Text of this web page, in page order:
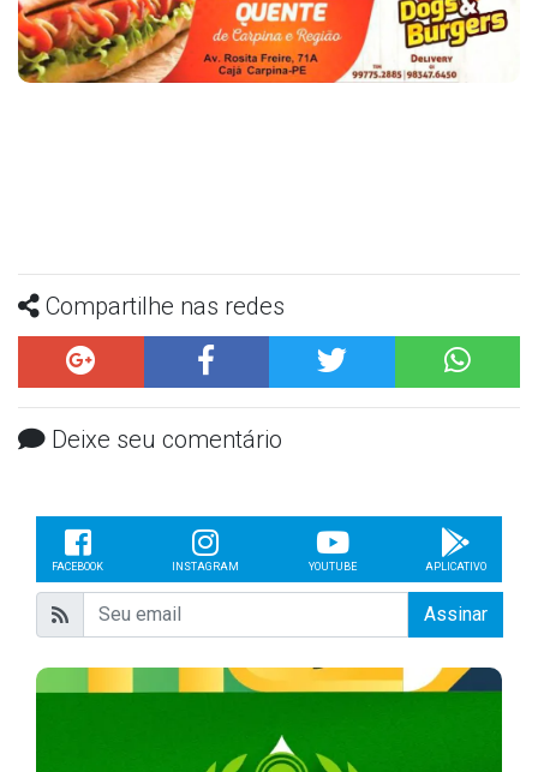
Compartilhe nas redes
Deixe seu comentário
FACEBOOK INSTAGRAM YOUTUBE APLICATIVO
Assinar